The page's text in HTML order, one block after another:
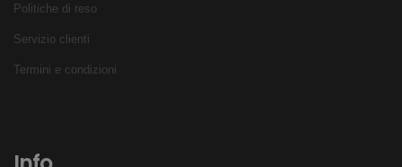
Politiche di reso
Servizio clienti
Termini e condizioni